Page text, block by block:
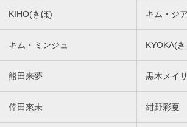
KIHO(きほ) キム・ジ
キム・ミンジュ KYOKA(
熊田来夢 黒木メイ
倖田來未 紺野彩夏